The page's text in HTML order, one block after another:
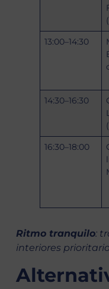
13:00–14:30
14:30–16:30
16:30–18:00
Ritmo tranquilo:
interiores